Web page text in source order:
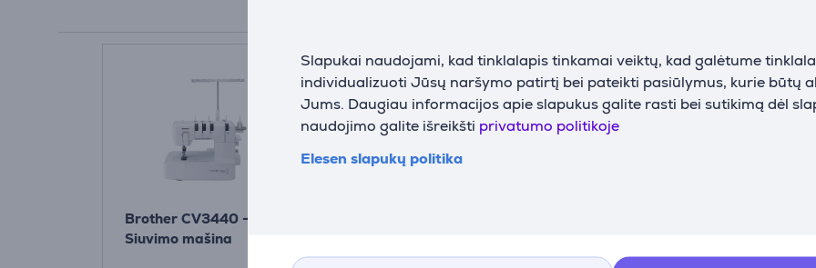
Slapukai naudojami, kad tinklalapis tinkamai veiktų, kad galėtume
individualizuoti Jūsų naršymo patirtį bei pateikti pasiūlymus, kurie būtų
Jums. Daugiau informacijos apie slapukus galite rasti bei sutikimą dėl
naudojimo galite išreikšti privatumo politikoje
Elesen slapukų politika
Brother CV3440 -
Siuvimo mašina
mašina